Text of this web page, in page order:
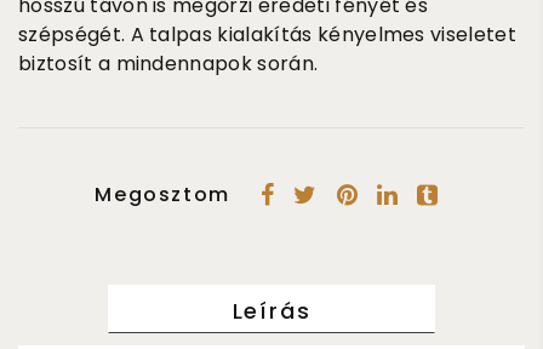
szépségét. A talpas kialakítás kényelmes viseletet
biztosít a mindennapok során.
Megosztom
Leírás